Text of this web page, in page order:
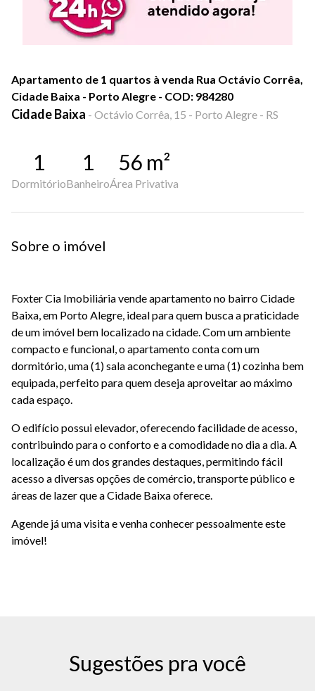
Apartamento de 1 quartos à venda Rua Octávio Corrêa,
Cidade Baixa - Porto Alegre - COD: 984280
Cidade Baixa - Octávio Corrêa, 15 - Porto Alegre - RS
1
Dormitório
1
Banheiro
56 m²
Área Privativa
Sobre o imóvel
Foxter Cia Imobiliária vende apartamento no bairro Cidade
Baixa, em Porto Alegre, ideal para quem busca a praticidade
de um imóvel bem localizado na cidade. Com um ambiente
compacto e funcional, o apartamento conta com um
dormitório, uma (1) sala aconchegante e uma (1) cozinha bem
equipada, perfeito para quem deseja aproveitar ao máximo
cada espaço.
O edifício possui elevador, oferecendo facilidade de acesso,
contribuindo para o conforto e a comodidade no dia a dia. A
localização é um dos grandes destaques, permitindo fácil
acesso a diversas opções de comércio, transporte público e
áreas de lazer que a Cidade Baixa oferece.
Agende já uma visita e venha conhecer pessoalmente este
imóvel!
Sugestões pra você